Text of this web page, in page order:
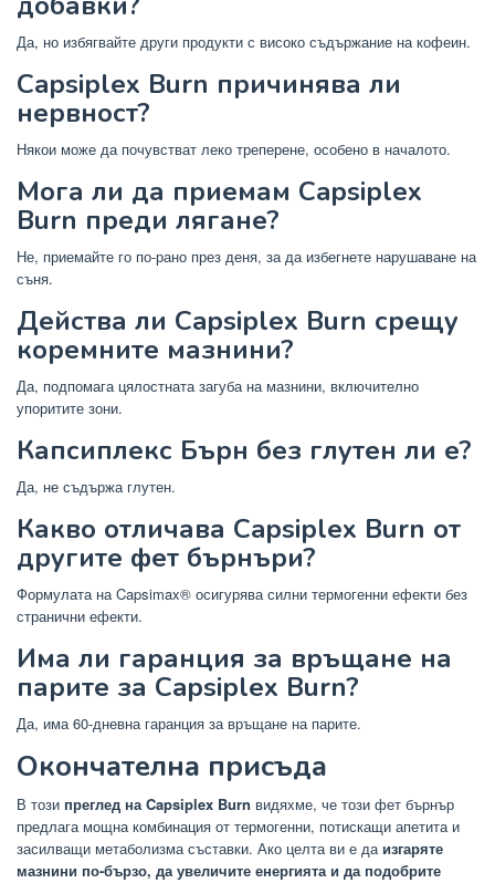
Да, но избягвайте други продукти с високо съдържание на кофеин.
Capsiplex Burn причинява ли
нервност?
Някои може да почувстват леко треперене, особено в началото.
Мога ли да приемам Capsiplex
Burn преди лягане?
Не, приемайте го по-рано през деня, за да избегнете нарушаване на
съня.
Действа ли Capsiplex Burn срещу
коремните мазнини?
Да, подпомага цялостната загуба на мазнини, включително
упоритите зони.
Капсиплекс Бърн без глутен ли е?
Да, не съдържа глутен.
Какво отличава Capsiplex Burn от
другите фет бърнъри?
Формулата на Capsimax® осигурява силни термогенни ефекти без
странични ефекти.
Има ли гаранция за връщане на
парите за Capsiplex Burn?
Да, има 60-дневна гаранция за връщане на парите.
Окончателна присъда
В този преглед на Capsiplex Burn видяхме, че този фет бърнър
предлага мощна комбинация от термогенни, потискащи апетита и
засилващи метаболизма съставки. Ако целта ви е да изгаряте
мазнини по-бързо, да увеличите енергията и да подобрите